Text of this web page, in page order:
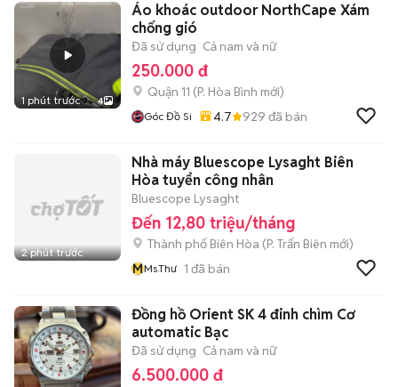
1 phút trước 4
Áo khoác outdoor NorthCape Xám
chống gió
Đã sử dụng Cả nam và nữ
250.000 đ
Quận 11 (P. Hòa Bình mới)
Góc Đồ Si 4.7 929 đã bán
2 phút trước
Nhà máy Bluescope Lysaght Biên
Hòa tuyển công nhân
Bluescope Lysaght
Đến 12,80 triệu/tháng
Thành phố Biên Hòa (P. Trấn Biên mới)
MMs.Thư 1 đã bán
Đồng hồ Orient SK 4 đinh chìm Cơ
automatic Bạc
Đã sử dụng Cả nam và nữ
6.500.000 đ